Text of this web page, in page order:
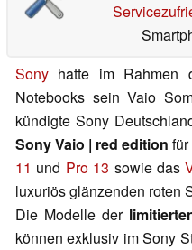
Sony hatte im Rahmen
Notebooks sein Vaio
kündigte Sony
Sony Vaio | red edition
11 und Pro 13 sowie das
luxuriös glänzenden roten
Die Modelle der
können exklusiv im Sony